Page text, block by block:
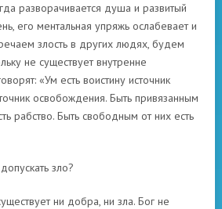
разворачивается душа и развитый
его ментальная упряжь ослабевает и
злость в других людях, будем
не существует внутренне
«Ум есть воистину источник
освобождения. Быть привязанным
рабство. Быть свободным от них есть
зло?
ни добра, ни зла. Бог не